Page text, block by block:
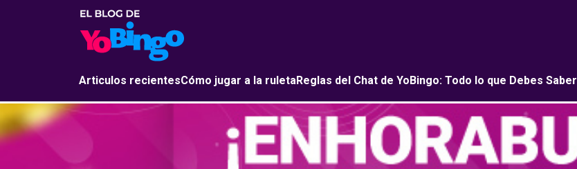
Articulos recientesCómo jugar a la ruletaReglas del Chat de YoBingo: Todo lo que Debes Saber